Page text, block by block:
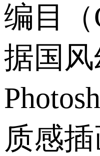
编目
据国
质感